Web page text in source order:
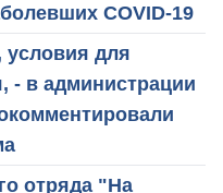
COVID-19
условия для
- в администрации
отряда "На